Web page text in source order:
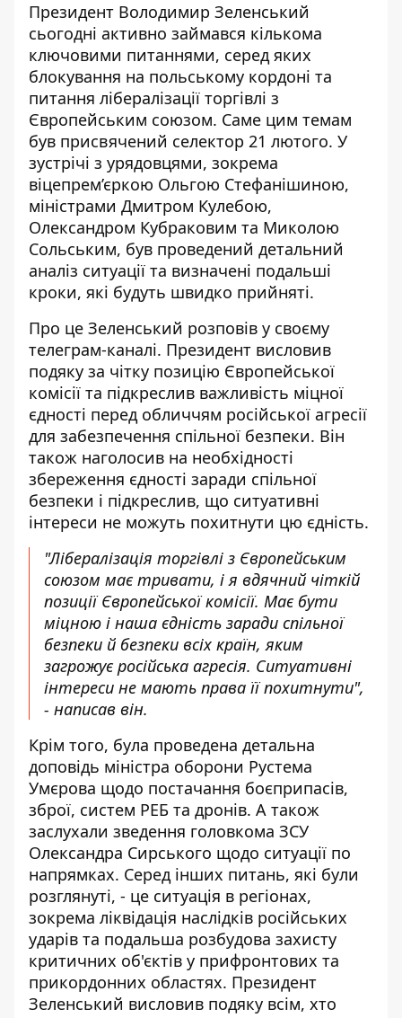
Президент Володимир Зеленський
сьогодні активно займався кількома
ключовими питаннями, серед яких
блокування на польському кордоні та
питання лібералізації торгівлі з
Європейським союзом. Саме цим темам
був присвячений селектор 21 лютого. У
зустрічі з урядовцями, зокрема
віцепрем’єркою Ольгою Стефанішиною,
міністрами Дмитром Кулебою,
Олександром Кубраковим та Миколою
Сольським, був проведений детальний
аналіз ситуації та визначені подальші
кроки, які будуть швидко прийняті.
Про це Зеленський розповів у своєму
телеграм-каналі. Президент висловив
подяку за чітку позицію Європейської
комісії та підкреслив важливість міцної
єдності перед обличчям російської агресії
для забезпечення спільної безпеки. Він
також наголосив на необхідності
збереження єдності заради спільної
безпеки і підкреслив, що ситуативні
інтереси не можуть похитнути цю єдність.
"Лібералізація торгівлі з Європейським
союзом має тривати, і я вдячний чіткій
позиції Європейської комісії. Має бути
міцною і наша єдність заради спільної
безпеки й безпеки всіх країн, яким
загрожує російська агресія. Ситуативні
інтереси не мають права її похитнути",
- написав він.
Крім того, була проведена детальна
доповідь міністра оборони Рустема
Умєрова щодо постачання боєприпасів,
зброї, систем РЕБ та дронів. А також
заслухали зведення головкома ЗСУ
Олександра Сирського щодо ситуації по
напрямках. Серед інших питань, які були
розглянуті, - це ситуація в регіонах,
зокрема ліквідація наслідків російських
ударів та подальша розбудова захисту
критичних об'єктів у прифронтових та
прикордонних областях. Президент
Зеленський висловив подяку всім, хто